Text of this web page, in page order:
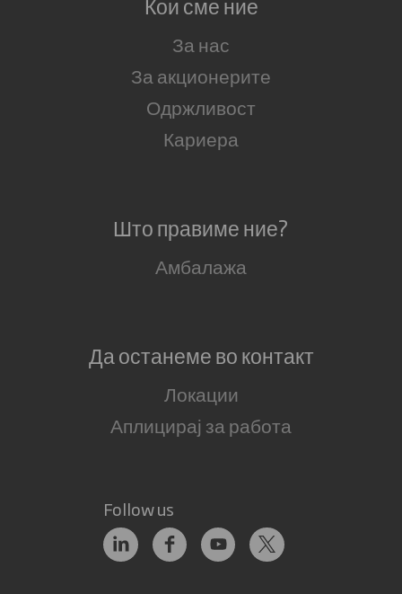
За нас
За акционерите
Одржливост
Кариера
Што правиме ние?
Амбалажа
Да останеме во контакт
Локации
Аплицирај за работа
Follow us